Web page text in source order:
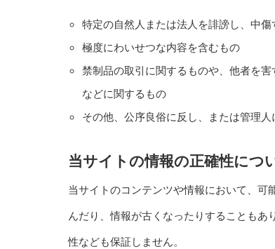
特定の自然人または法人を誹謗し、中傷
極度にわいせつな内容を含むもの
禁制品の取引に関するものや、他者を
などに関するもの
その他、公序良俗に反し、または管理
当サイトの情報の正確性につ
当サイトのコンテンツや情報において、
んだり、情報が古くなったりすることも
性なども保証しません。